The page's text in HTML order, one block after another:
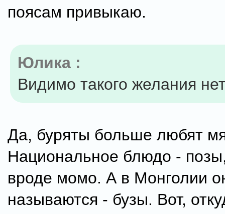
поясам привыкаю.
Юлика :
Видимо такого желания
Да, буряты больше любят
Национальное блюдо -
вроде момо. А в Монголии
называются - бузы. Вот,